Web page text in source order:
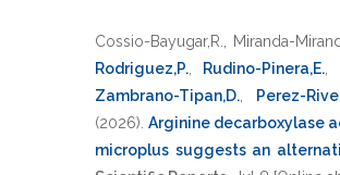
Cossio-Bayugar,R. Miranda-
Rodriguez,P.
Rudino-Pinera,E.
Zambrano-Tipan,D.
Perez-
(2026) Arginine decarboxylase
microplus suggests an